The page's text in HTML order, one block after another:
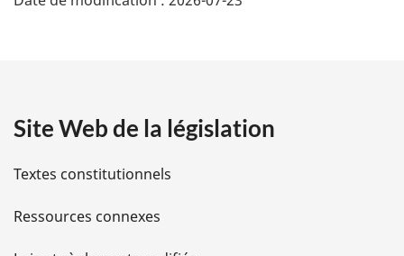
é
i
l
s
Site Web de la législation
Textes constitutionnels
Ressources connexes